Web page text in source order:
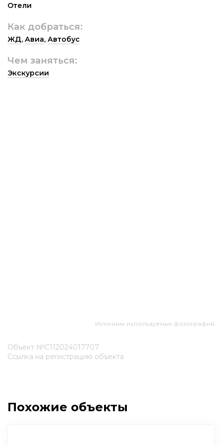
Отели
Как добраться:
ЖД, Авиа, Автобус
Чем заняться:
Экскурсии
Источник используемых фотографий
Объект №С112024017707
Ссылка на регистрацию объекта
Похожие объекты